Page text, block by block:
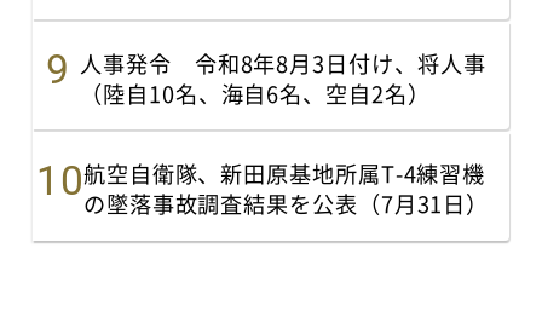
人事発令 令和8年8月3日付け、将人事
（陸自10名、海自6名、空自2名）
航空自衛隊、新田原基地所属T-4練習機
の墜落事故調査結果を公表（7月31日）